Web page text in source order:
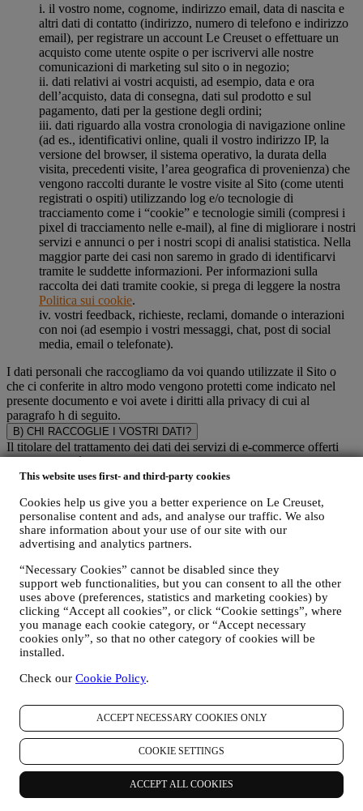
This website uses first- and third-party cookies
Cookies help us give you a better experience on Le Creuset,
personalise content and ads, and analyse our traffic. We also
share information about your use of our site with our
advertising and analytics partners.
“Necessary Cookies” cannot be disabled since they
support web functionalities, but you can consent to all the other
uses above (preferences, statistics and marketing cookies) by
clicking “Accept all cookies”, or click “Cookie settings”, where
you manage each cookie category, or “Accept necessary
cookies only”, so that no other category of cookies will be
installed.
Check our Cookie Policy.
ACCEPT NECESSARY COOKIES ONLY
COOKIE SETTINGS
ACCEPT ALL COOKIES
i. il vostro nome, cognome, indirizzo email, data di nascita e
altri dati di contatto (indirizzo, numero di telefono e indirizzo
email), per registrare un account Le Creuset o effettuare un
acquisto come utente ospite o per iscrivervi alle nostre
comunicazioni di marketing sul sito o in negozio;
ii. dati relativi ai vostri acquisti, ad esempio, data e ora
dell’acquisto, data di consegna, dati sul prodotto e sul
pagamento, dati per la gestione degli ordini;
iii. dati riguardo alla vostra cronologia di navigazione online
(ad es., identificativi online, quali il vostro indirizzo IP, la
versione del browser, il sistema operativo, la durata della
visita, precedenti visite, l’area geografica di provenienza) che
vengono raccolti durante le vostre visite al Sito (come utenti
registrati o ospiti) utilizzando log e/o tecnologie di
tracciamento come i “cookie” e tecnologie simili (compresi i
pixel di tracciamento nelle e-mail), al fine di migliorare i nostri
servizi e annunci o per i nostri scopi di analisi statistica. Nella
maggior parte dei casi non saremo in grado di identificarvi
tramite le suddette informazioni. Per informazioni sulla
raccolta dei dati tramite cookie, si prega di leggere la nostra
Politica sui cookie.
iv. vostri feedback, richieste, reclami, domande o interazioni
con noi (ad esempio i vostri messaggi, chat, post di social
media, email o telefonate).
I dati personali che raccogliamo da voi quando utilizzate il Sito o
che ci conferite in altro modo vengono protetti come indicato nel
presente documento e voi avete i diritti alla privacy di cui al
paragrafo h di seguito.
B) CHI RACCOGLIE I VOSTRI DATI?
Il titolare del trattamento dei dati dei servizi di e-commerce offerti
tramite il Sito è Le Creuset Italia di Le Creuset con sede legale
presso Milano, Viale Tunisia 38.
a far parte del database consumatori del Gruppo Le Creuset che è
gestito, in qualità di contitolari del trattamento, da Le Creuset Italia
s.r.l. e Le Creuset Group AG con sede legale in Neuhofstrasse 4,
6340 Baar, Svizzera. (che ha designato come rappresentate per
l’Unione Europea Le Creuset SL, P. iva B62153630, con uffici in
Paseo de Gracia 9, 2º - 08007, Barcelona, Spagna), sulla base di un
accordo di contitolarità che prevede essenzialmente che:
(a) Le Creuset Group AG sia responsabile della strategia generale
relativa al marketing e all’esperienza personalizzata del
consumatore;
(b) le entità locali di Le Creuset beneficino e implementino tale
ed iniziative di marketing a livello locale (all'interno di un
(c) entrambi i contitolari siano tenuti a gestire le richieste relative ai
diritti degli interessati in materia di protezione dei dati.
C) PERCHÉ RACCOGLIAMO I VOSTRI DATI?
Possiamo trattare i vostri dati per le seguenti finalità:
i. PER ADEMPIERE A NOSTRI OBBLIGHI LEGALI